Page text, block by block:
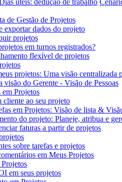
de Gestão de Projetos
exportar dados do projeto
projetos
em turnos registrados?
flexível de projetos
projetos: Uma visão centralizada
visão do Gerente - Visão de Pessoas
Projetos
ao seu projeto
em Projetos: Visão de lista &
do projeto: Planeje, atribua e
faturas a partir de projetos
sobre tarefas e projetos
em Meus Projetos
em seus projetos